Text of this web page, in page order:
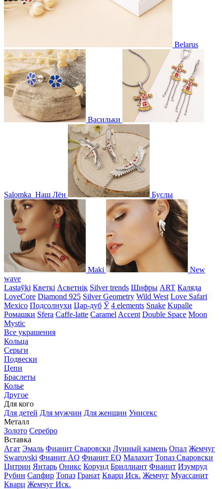
Belarus
Васильки
Salomka Наш Лён Буслы
Maki
New
wave
Lastaўki Кветкі Асветнiк Silver trends Шифры ART Каляда
LoveCore Diamond 925 Silver Geometry Wild West Love Safari
Mexico Подсолнухи Цар-дуб Ў 4 elements Snake Kupalle
Ромашки Sfera Caffe-latte Caramel Accent Double Space Moon
Mystic
Все украшения
Кольца
Серьги
Подвески
Цепи
Браслеты
Колье
Другое
Для кого
Для детей Для мужчин Для женщин Унисекс
Металл
Золото Серебро
Вставка
Агат Эмаль Фианит Сваровски Лунный камень Опал Жемчуг
Swarovski Фианит AQ Фианит EQ Малахит Топаз Сваровски
Цитрин Янтарь Оникс Корунд Бриллиант Фианит Изумруд
Рубин Сапфир Топаз Гранат Кварц Иск. Жемчуг Муассанит
Кварц Жемчуг Иск.